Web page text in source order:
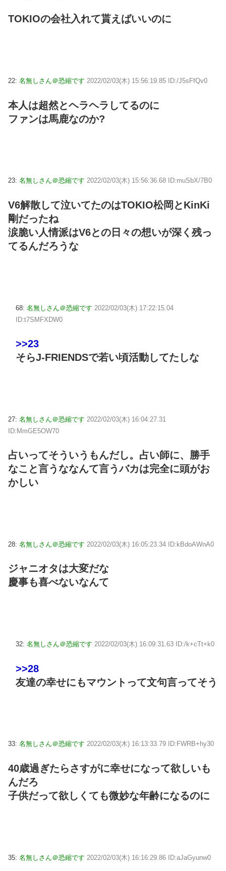
TOKIOの会社入れて貰えばいいのに
22: 名無しさん＠恐縮です 2022/02/03(木) 15:56:19.85 ID:/J5sFfQv0
本人は超然とヘラヘラしてるのに
ファンは馬鹿なのか?
23: 名無しさん＠恐縮です 2022/02/03(木) 15:56:36.68 ID:muSbX/7B0
V6解散して泣いてたのはTOKIO松岡とKinKi
剛だったね
涙脆い人情派はV6との日々の想いが深く残っ
てるんだろうな
68: 名無しさん＠恐縮です 2022/02/03(木) 17:22:15.04
ID:t7SMFXDW0
>>23
そらJ-FRIENDSで若い頃活動してたしな
27: 名無しさん＠恐縮です 2022/02/03(木) 16:04:27.31
ID:MmGE5OW70
占いってそういうもんだし。占い師に、勝手
なこと言うななんて言うバカは完全に頭がお
かしい
28: 名無しさん＠恐縮です 2022/02/03(木) 16:05:23.34 ID:kBdoAWnA0
ジャニオタは大変だな
慶事も喜べないなんて
32: 名無しさん＠恐縮です 2022/02/03(木) 16:09:31.63 ID:/k+cTt+k0
>>28
友達の幸せにもマウントって文句言ってそう
33: 名無しさん＠恐縮です 2022/02/03(木) 16:13:33.79 ID:FWRB+hy30
40歳過ぎたらさすがに幸せになって欲しいも
んだろ
子供だって欲しくても微妙な年齢になるのに
35: 名無しさん＠恐縮です 2022/02/03(木) 16:16:29.86 ID:aJaGyunw0